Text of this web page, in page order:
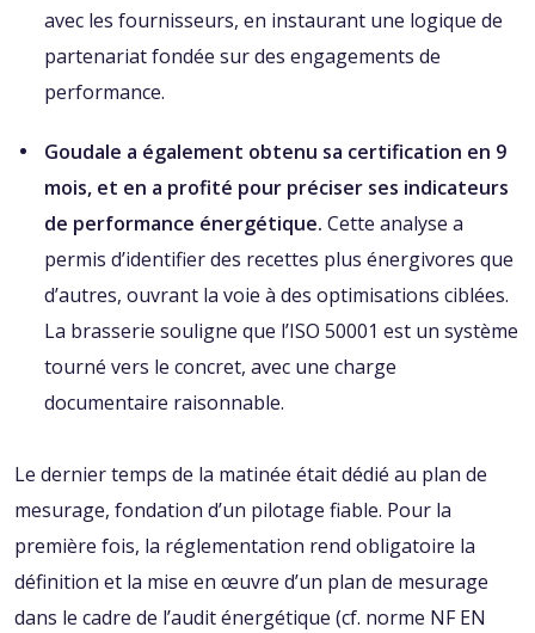
avec les fournisseurs, en instaurant une logique de
partenariat fondée sur des engagements de
performance.
Goudale a également obtenu sa certification en 9
mois, et en a profité pour préciser ses indicateurs
de performance énergétique. Cette analyse a
permis d’identifier des recettes plus énergivores que
d’autres, ouvrant la voie à des optimisations ciblées.
La brasserie souligne que l’ISO 50001 est un système
tourné vers le concret, avec une charge
documentaire raisonnable.
Le dernier temps de la matinée était dédié au plan de
mesurage, fondation d’un pilotage fiable. Pour la
première fois, la réglementation rend obligatoire la
définition et la mise en œuvre d’un plan de mesurage
dans le cadre de l’audit énergétique (cf. norme NF EN